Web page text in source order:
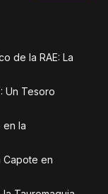
de la RAE: La
Un Tesoro
en la
Capote en